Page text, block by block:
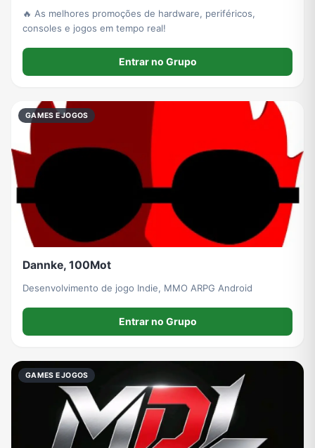
🔥 As melhores promoções de hardware, periféricos,
consoles e jogos em tempo real!
Entrar no Grupo
GAMES E JOGOS
Dannke, 100Mot
Desenvolvimento de jogo Indie, MMO ARPG Android
Entrar no Grupo
GAMES E JOGOS